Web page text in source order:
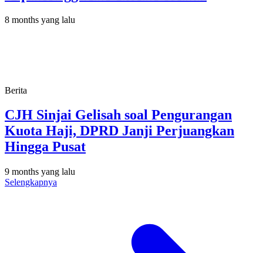
8 months yang lalu
Berita
CJH Sinjai Gelisah soal Pengurangan
Kuota Haji, DPRD Janji Perjuangkan
Hingga Pusat
9 months yang lalu
Selengkapnya